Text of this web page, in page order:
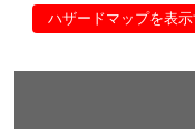
ハザードマップを表示